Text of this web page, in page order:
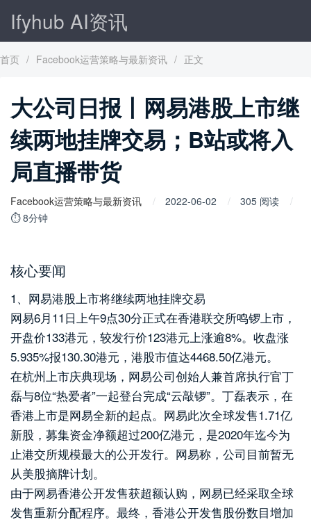
Ifyhub AI资讯
首页 / Facebook运营策略与最新资讯 / 正文
大公司日报丨网易港股上市继
续两地挂牌交易；B站或将入
局直播带货
Facebook运营策略与最新资讯 2022-06-02
305 阅读
⏱ 8分钟
核心要闻
1、网易港股上市将继续两地挂牌交易
网易6月11日上午9点30分正式在香港联交所鸣锣上市，
开盘价133港元，较发行价123港元上涨逾8%。收盘涨
5.935%报130.30港元，港股市值达4468.50亿港元。
在杭州上市庆典现场，网易公司创始人兼首席执行官丁
磊与8位“热爱者”一起登台完成“云敲锣”。丁磊表示，在
香港上市是网易全新的起点。网易此次全球发售1.71亿
新股，募集资金净额超过200亿港元，是2020年迄今为
止港交所规模最大的公开发行。网易称，公司目前暂无
从美股摘牌计划。
由于网易香港公开发售获超额认购，网易已经采取全球
发售重新分配程序。最终，香港公开发售股份数目增加